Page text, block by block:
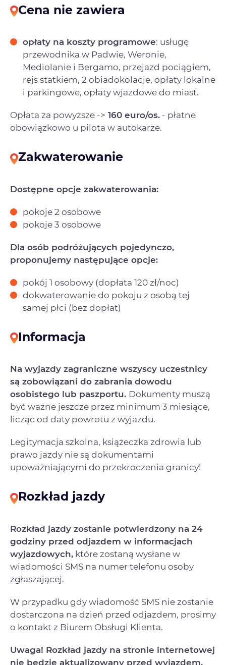
Cena nie zawiera
opłaty na koszty programowe: usługę
przewodnika w Padwie, Weronie,
Mediolanie i Bergamo, przejazd pociągiem,
rejs statkiem, 2 obiadokolacje, opłaty lokalne
i parkingowe, opłaty wjazdowe do miast.
Opłata za powyższe -> 160 euro/os. - płatne
obowiązkowo u pilota w autokarze.
Zakwaterowanie
Dostępne opcje zakwaterowania:
pokoje 2 osobowe
pokoje 3 osobowe
Dla osób podróżujących pojedynczo,
proponujemy następujące opcje:
pokój 1 osobowy (dopłata 120 zł/noc)
dokwaterowanie do pokoju z osobą tej
samej płci (bez dopłat)
Informacja
Na wyjazdy zagraniczne wszyscy uczestnicy
są zobowiązani do zabrania dowodu
osobistego lub paszportu. Dokumenty muszą
być ważne jeszcze przez minimum 3 miesiące,
licząc od daty powrotu z wyjazdu.
Legitymacja szkolna, książeczka zdrowia lub
prawo jazdy nie są dokumentami
upoważniającymi do przekroczenia granicy!
Rozkład jazdy
Rozkład jazdy zostanie potwierdzony na 24
godziny przed odjazdem w informacjach
wyjazdowych, które zostaną wysłane w
wiadomości SMS na numer telefonu osoby
zgłaszającej.
W przypadku gdy wiadomość SMS nie zostanie
dostarczona na dzień przed odjazdem, prosimy
o kontakt z Biurem Obsługi Klienta.
Uwaga! Rozkład jazdy na stronie internetowej
nie będzie aktualizowany przed wyjazdem.